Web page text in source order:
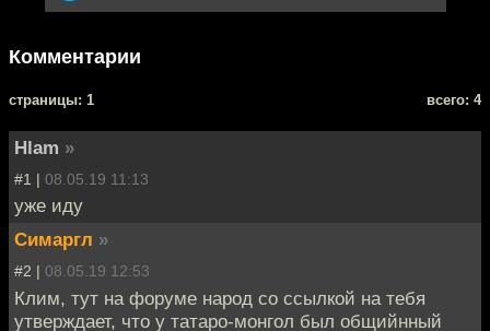
Комментарии
cтраницы: 1 всего: 4
Hlam »
#1 | 08.05.19 11:13
уже иду
Симаргл »
#2 | 08.05.19 12:53
Клим, тут на форуме народ со ссылкой на тебя
утверждает, что у татаро-монгол был общийнный